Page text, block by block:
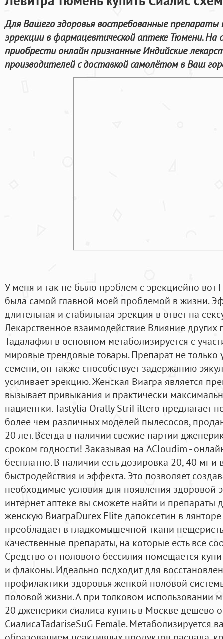
Для Вашего здоровья востребованные препараты
эррекции в фармацевтической аптеке Тюмени.
приобрести онлайн признанные Индийские
производителей с доставкой самолётом в Ваш
У меня и так не было проблем с эрекциейно вот
была самой главной моей проблемой в жизни.
длительная и стабильная эрекция в ответ на
Лекарственное взаимодействие Влияние других
Тадалафил в основном метаболизируется с
мировые трендовые товары. Препарат не только
семени, он также способствует задержанию
усиливает эрекцию. Женская Виагра является
вызывает привыкания и практически
пациентки. Tastylia Orally StriFiltero предлагает
более чем различных моделей пылесосов,
20 лет. Всегда в наличии свежие партии
сроком годности! Заказывая на ACloudim -
бесплатно. В наличии есть дозировка 20, 40 мг и
быстродействия и эффекта. Это позволяет
необходимые условия для появления здоровой
интернет аптеке вы сможете найти и
женскую ВиаграDurex Elite дапоксетин в
преобладает в гладкомышечной ткани
качественные препараты, на которые есть все
Средство от полового бессилия помещается
и флаконы. Идеально подходит для
профилактики здоровья женкой половой
половой жизни. А при толковом использовании
20 дженерики сиалиса купить в Москве дешево
СиалисаTadariseSuG Female. Метаболизируется